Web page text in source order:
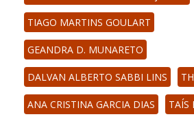
TIAGO MARTINS GOULART
GEANDRA D. MUNARETO
DALVAN ALBERTO SABBI LINS
ANA CRISTINA GARCIA DIAS TAÍS